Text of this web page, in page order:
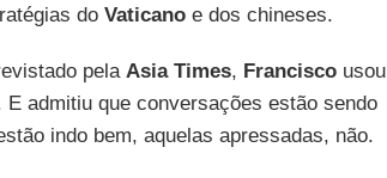
do Vaticanoe dos chineses.
pela Asia Times, Franciscousou
E admitiu que conversações estão sendo
indo bem, aquelas apressadas, não.